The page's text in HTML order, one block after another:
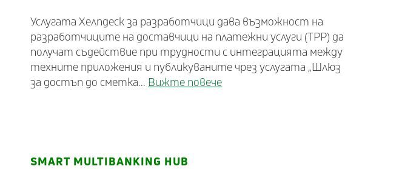
Услугата Хелпдеск за разработчици дава възможност на
разработчиците на доставчици на платежни услуги (TPP) да
получат съдействие при трудности с интеграцията между
техните приложения и публикуваните чрез услугата „Шлюз
за достъп до сметка... Вижте повече
SMART MULTIBANKING HUB